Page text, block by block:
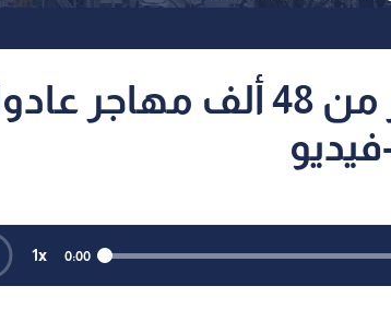
الداخلية الإسبانية: أكثر من 48 ألف مهاجر
0:00
1x